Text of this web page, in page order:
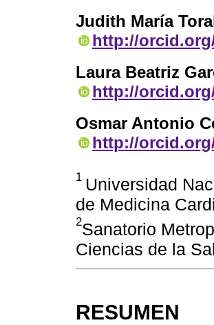
Judith María
http://orcid.org/
Laura Beatriz
http://orcid.org/
Osmar Antonio
http://orcid.org/
1 Universidad
de Medicina
2Sanatorio
Ciencias de la
RESUMEN